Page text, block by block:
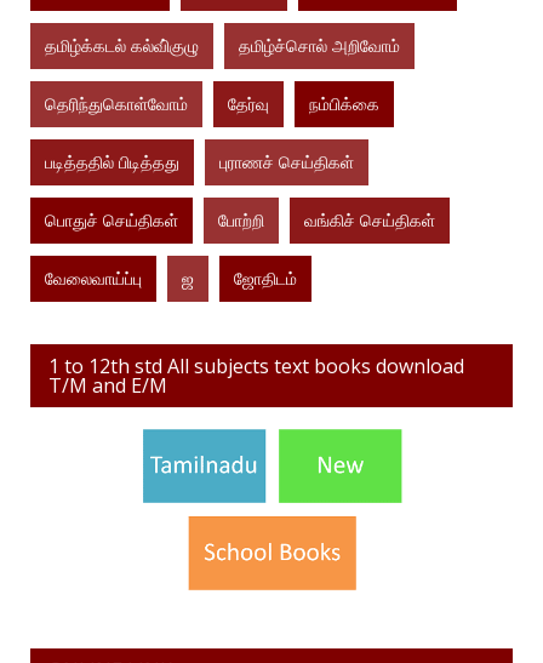
தமிழ்க்கடல் கல்வி்குழு தமிழ்ச்சொல் அறிவோம்
தெரிந்துகொள்வோம் தேர்வு நம்பிக்கை
படித்ததில் பிடித்தது புராணச் செய்திகள்
பொதுச் செய்திகள் போற்றி வங்கிச் செய்திகள்
வேலைவாய்ப்பு ஜ ஜோதிடம்
1 to 12th std All subjects text books download
T/M and E/M